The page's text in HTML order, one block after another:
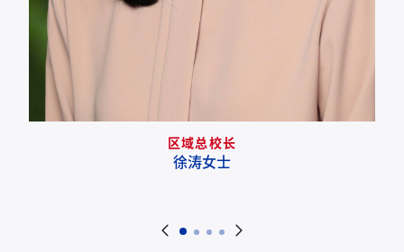
区域总校长
徐涛女士